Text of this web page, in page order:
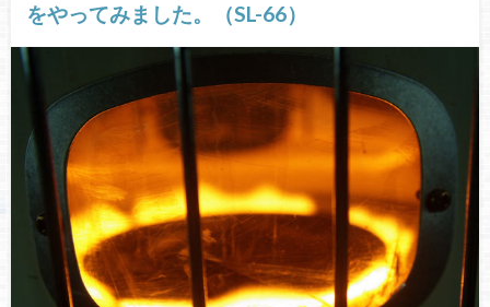
をやってみました。（SL-66）